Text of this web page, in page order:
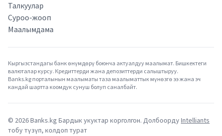
Талкуулар
Суроо-жооп
Маалымдама
Кыргызстандагы банк өнүмдөрү боюнча актуалдуу маалымат. Бишкектеги
валюталар курсу. Кредиттерди жана депозиттерди салыштыруу.
Banks.kg порталынын маалыматы таза маалыматтык мүнөзгө ээ жана эч
кандай шартта коомдук сунуш болуп саналбайт.
© 2026Banks.kg Бардык укуктар корголгон. ДолбоордуIntelliants
тобу түзүп, колдоп турат